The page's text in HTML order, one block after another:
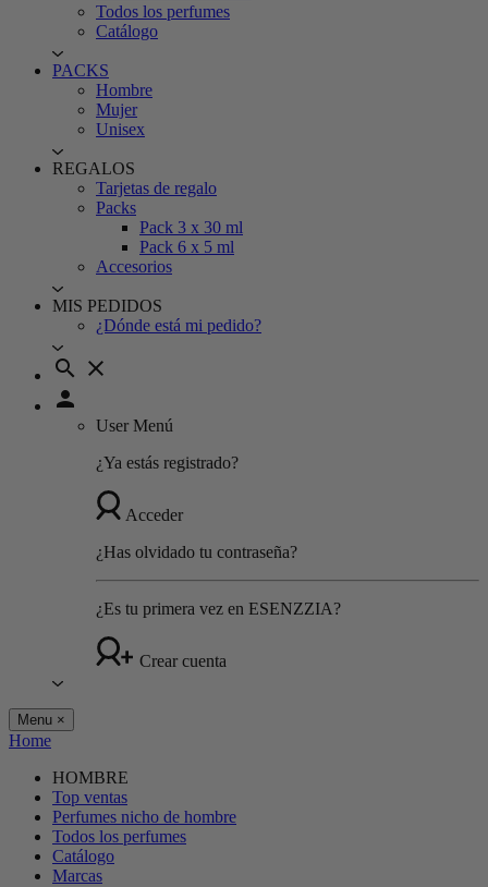
Todos los perfumes
Catálogo
PACKS
Hombre
Mujer
Unisex
REGALOS
Tarjetas de regalo
Packs
Pack 3 x 30 ml
Pack 6 x 5 ml
Accesorios
MIS PEDIDOS
¿Dónde está mi pedido?
search close
person
User Menú
¿Ya estás registrado?
Acceder
¿Has olvidado tu contraseña?
¿Es tu primera vez en ESENZZIA?
Crear cuenta
Menu ×
Home
HOMBRE
Top ventas
Perfumes nicho de hombre
Todos los perfumes
Catálogo
Marcas